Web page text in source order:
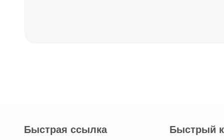
Быстрая ссылка Быстрый